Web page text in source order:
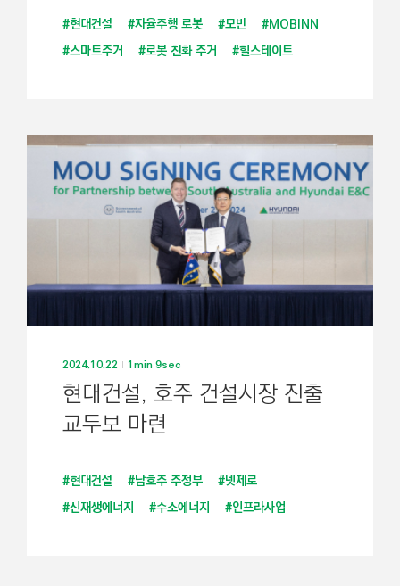
#현대건설 #자율주행 로봇 #모빈
#MOBINN
#스마트주거
#로봇 친화 주거 #힐스테이트
2024.10.22 1min 9sec
현대건설, 호주 건설시장 진출
교두보 마련
#현대건설 #남호주 주정부
#넷제로
#신재생에너지
#수소에너지 #인프라사업